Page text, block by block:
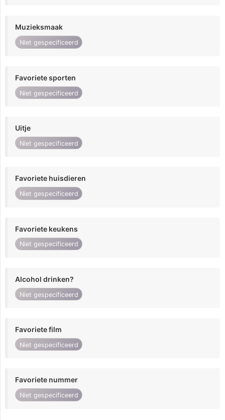
Muzieksmaak
Niet gespecificeerd
Favoriete sporten
Niet gespecificeerd
Uitje
Niet gespecificeerd
Favoriete huisdieren
Niet gespecificeerd
Favoriete keukens
Niet gespecificeerd
Alcohol drinken?
Niet gespecificeerd
Favoriete film
Niet gespecificeerd
Favoriete nummer
Niet gespecificeerd